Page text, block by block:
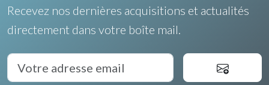
Recevez nos dernières acquisitions et actualités
directement dans votre boîte mail.